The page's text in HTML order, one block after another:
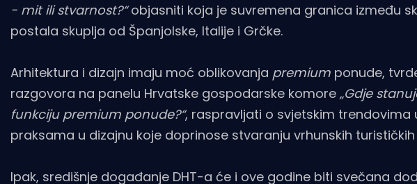
- mit ili stvarnost?“objasniti koja je suvremena granica između
postala skuplja od Španjolske, Italije i Grčke.
Arhitektura i dizajn imaju moć oblikovanja premium ponude,
razgovora na panelu Hrvatske gospodarske komore „Gdje
funkciju premium ponude?“, raspravljati o svjetskim trendovima
praksama u dizajnu koje doprinose stvaranju vrhunskih
Ipak, središnje događanje DHT-a će i ove godine biti svečana